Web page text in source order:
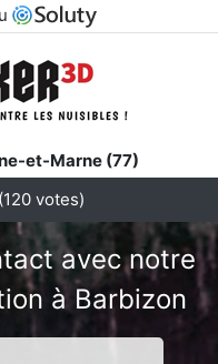
et-Marne (77)
(120 votes)
avec notre
à Barbizon